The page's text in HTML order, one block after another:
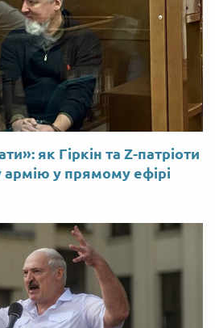
як Гіркін та Z-патріоти
армію у прямому ефірі